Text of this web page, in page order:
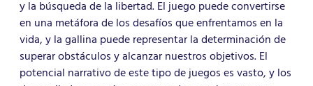
y la búsqueda de la libertad. El juego puede convertirse
en una metáfora de los desafíos que enfrentamos en la
vida, y la gallina puede representar la determinación de
superar obstáculos y alcanzar nuestros objetivos. El
potencial narrativo de este tipo de juegos es vasto, y los